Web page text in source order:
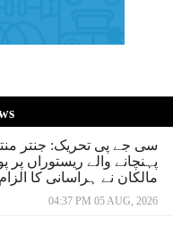
سی جے پی تحریک: جنتر منتر
پہنچانے والے ریستوراں پر
مالکان نے ہراسانی کا الزام
04:37 PM 05 AUG, 2026